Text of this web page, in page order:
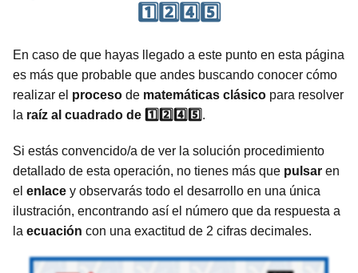
1️⃣2️⃣4️⃣5️⃣
En caso de que hayas llegado a este punto en esta página
es más que probable que andes buscando conocer cómo
realizar el proceso de matemáticas clásico para resolver
la raíz al cuadrado de 1️⃣2️⃣4️⃣5️⃣ .
Si estás convencido/a de ver la solución procedimiento
detallado de esta operación, no tienes más que pulsar en
el enlace y observarás todo el desarrollo en una única
ilustración, encontrando así el número que da respuesta a
la ecuación con una exactitud de 2 cifras decimales.